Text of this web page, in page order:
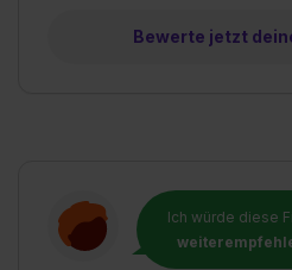
Ich würde diese
Bewerte jetzt